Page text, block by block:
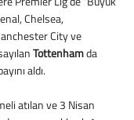
Chelsea,
City ve
Tottenham da
aldı.